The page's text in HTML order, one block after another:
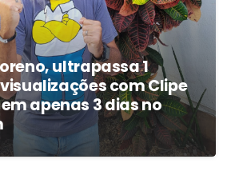
ultrapassa 1
com Clipe
apenas 3 dias no